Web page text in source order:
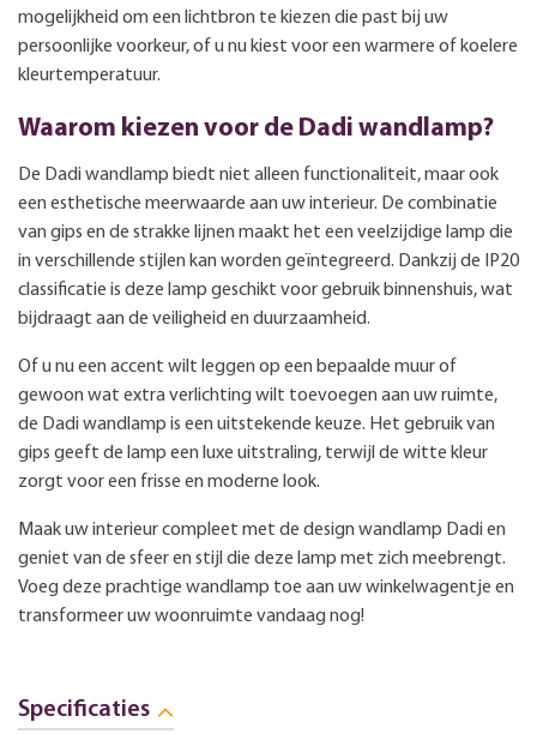
mogelijkheid om een lichtbron te kiezen die past bij uw
persoonlijke voorkeur, of u nu kiest voor een warmere of koelere
kleurtemperatuur.
Waarom kiezen voor de Dadi wandlamp?
De Dadi wandlamp biedt niet alleen functionaliteit, maar ook
een esthetische meerwaarde aan uw interieur. De combinatie
van gips en de strakke lijnen maakt het een veelzijdige lamp die
in verschillende stijlen kan worden geïntegreerd. Dankzij de IP20
classificatie is deze lamp geschikt voor gebruik binnenshuis, wat
bijdraagt aan de veiligheid en duurzaamheid.
Of u nu een accent wilt leggen op een bepaalde muur of
gewoon wat extra verlichting wilt toevoegen aan uw ruimte,
de Dadi wandlamp is een uitstekende keuze. Het gebruik van
gips geeft de lamp een luxe uitstraling, terwijl de witte kleur
zorgt voor een frisse en moderne look.
Maak uw interieur compleet met de design wandlamp Dadi en
geniet van de sfeer en stijl die deze lamp met zich meebrengt.
Voeg deze prachtige wandlamp toe aan uw winkelwagentje en
transformeer uw woonruimte vandaag nog!
Specificaties